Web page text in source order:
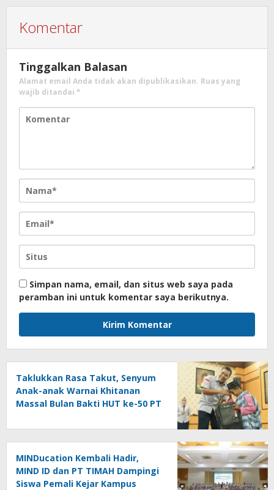
Komentar
Tinggalkan Balasan
Alamat email Anda tidak akan dipublikasikan. Ruas yang
wajib ditandai *
Simpan nama, email, dan situs web saya pada
peramban ini untuk komentar saya berikutnya.
Taklukkan Rasa Takut, Senyum
Anak-anak Warnai Khitanan
Massal Bulan Bakti HUT ke-50 PT
MINDucation Kembali Hadir,
MIND ID dan PT TIMAH Dampingi
Siswa Pemali Kejar Kampus